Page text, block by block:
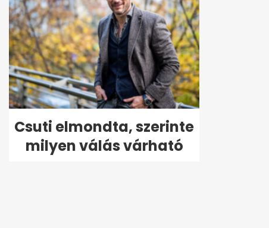
Csuti elmondta, szerinte
milyen válás várható